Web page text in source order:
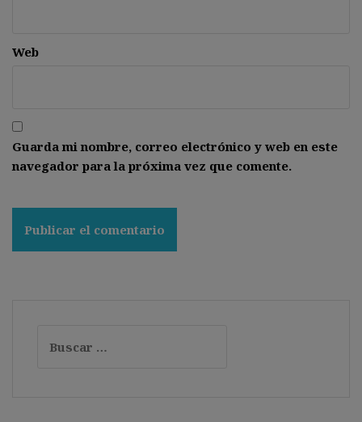
Web
Guarda mi nombre, correo electrónico y web en este
navegador para la próxima vez que comente.